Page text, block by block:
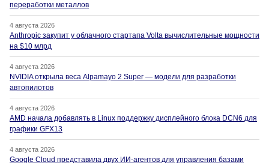
переработки металлов
4 августа 2026
Anthropic закупит у облачного стартапа Volta вычислительные мощности
на $10 млрд
4 августа 2026
NVIDIA открыла веса Alpamayo 2 Super — модели для разработки
автопилотов
4 августа 2026
AMD начала добавлять в Linux поддержку дисплейного блока DCN6 для
графики GFX13
4 августа 2026
Google Cloud представила двух ИИ-агентов для управления базами